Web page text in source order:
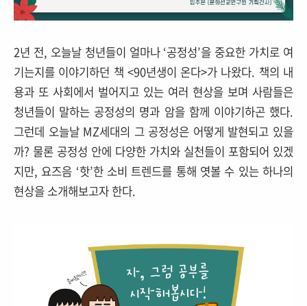
2년 전, 오늘날 청년들이 얼마나 ‘공정성’을 중요한 가치로 여
기는지를 이야기하던 책 <90년생이 온다>가 나왔다. 책의 내
용과 또 사회에서 벌어지고 있는 여러 현상을 보며 사람들은
청년들이 말하는 공정성의 명과 암을 함께 이야기하곤 했다.
그런데 오늘날 MZ세대의 그 공정성은 어떻게 발현되고 있을
까? 물론 공정성 안에 다양한 가치와 실천들이 포함되어 있겠
지만, 요즈음 ‘핫’한 소비 트렌드를 통해 엿볼 수 있는 하나의
현상을 소개해보고자 한다.